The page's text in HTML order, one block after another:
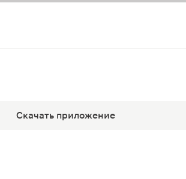
Скачать приложение